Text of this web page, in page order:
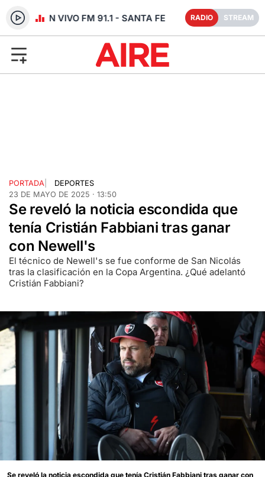
RADIO EN VIVO FM 91.1 - SANTA FE RADIO STREAM
PORTADA
DEPORTES
23 DE MAYO DE 2025 · 13:50
Se reveló la noticia escondida que
tenía Cristián Fabbiani tras ganar
con Newell's
El técnico de Newell's se fue conforme de San Nicolás
tras la clasificación en la Copa Argentina. ¿Qué adelantó
Cristián Fabbiani?
Se reveló la noticia escondida que tenía Cristián Fabbiani tras ganar con